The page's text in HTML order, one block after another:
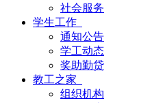
社会服务
学生工作
通知公告
学工动态
奖助勤贷
教工之家
组织机构